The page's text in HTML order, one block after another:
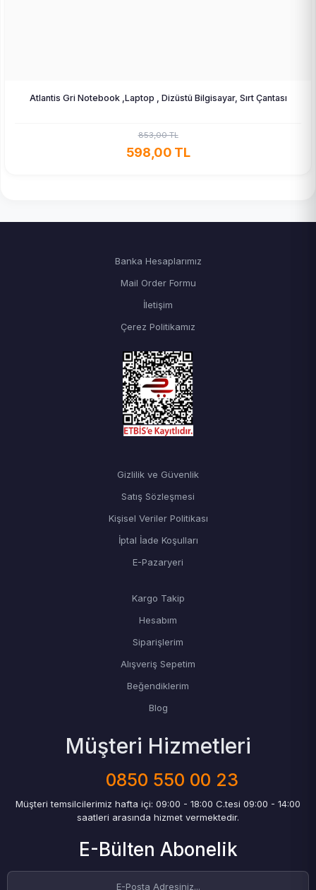
Atlantis Gri Notebook ,Laptop , Dizüstü Bilgisayar, Sırt Çantası
853,00 TL
598,00 TL
Banka Hesaplarımız
Mail Order Formu
İletişim
Çerez Politikamız
Gizlilik ve Güvenlik
Satış Sözleşmesi
Kişisel Veriler Politikası
İptal İade Koşulları
E-Pazaryeri
Kargo Takip
Hesabım
Siparişlerim
Alışveriş Sepetim
Beğendiklerim
Blog
Müşteri Hizmetleri
0850 550 00 23
Müşteri temsilcilerimiz hafta içi: 09:00 - 18:00 C.tesi 09:00 - 14:00
saatleri arasında hizmet vermektedir.
E-Bülten Abonelik